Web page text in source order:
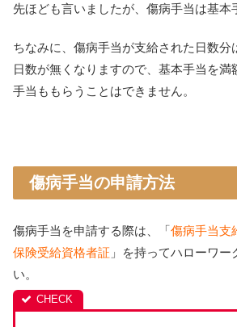
先ほども言いましたが、傷病手当は基本
ちなみに、傷病手当が支給された日数分
日数が無くなりますので、基本手当を満
手当ももらうことはできません。
傷病手当の申請方法
傷病手当を申請する際は、「傷病手当支
保険受給資格者証 」を持ってハローワー
い。